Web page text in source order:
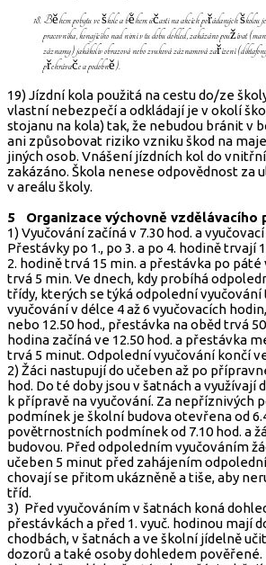
Během pobytu ve škole a během účasti na akcích pořádaných školou je
pracovníka, konajícího nad nimi v tu dobu dohled, zakázáno používat
záznamy) jakákoliv obrazová nebo zvuková záznamová zařízení
přehrávače a podobně).
19) Jízdní kola použitá na cestu do/ze
vlastní nebezpečí a odkládají je v okolí
stojanu na kola) tak, že nebudou bránit v
ani způsobovat riziko vzniku škod na
jiných osob. Vnášení jízdních kol do
zakázáno. Škola nenese odpovědnost za
v areálu školy.
5 Organizace výchovně vzdělávacího
1) Vyučování začíná v 7.30 hod. a
Přestávky po 1., po 3. a po 4. hodině trvají
2. hodině trvá 15 min. a přestávka po páté
trvá 5 min. Ve dnech, kdy probíhá
třídy, kterých se týká odpolední vyučování
vyučování v délce 4 až 6 vyučovacích
nebo 12.50 hod., přestávka na oběd trvá
hodina začíná ve 12.50 hod. a přestávka
trvá 5 minut. Odpolední vyučování končí
2) Žáci nastupují do učeben až po
hod. Do té doby jsou v šatnách a využívají
k přípravě na vyučování. Za nepříznivých
podmínek je školní budova otevřena od
povětrnostních podmínek od 7.10 hod. a
budovou. Před odpoledním vyučováním
učeben 5 minut před zahájením
chovají se přitom ukázněně a tiše, aby
tříd.
3) Před vyučováním v šatnách koná
přestávkách a před 1. vyuč. hodinou mají
chodbách, v šatnách a ve školní jídelně
dozorů a také osoby dohledem pověřené.